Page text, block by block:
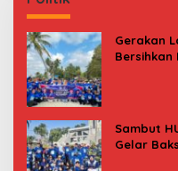
Gerakan
Bersihkan
Sambut
Gelar